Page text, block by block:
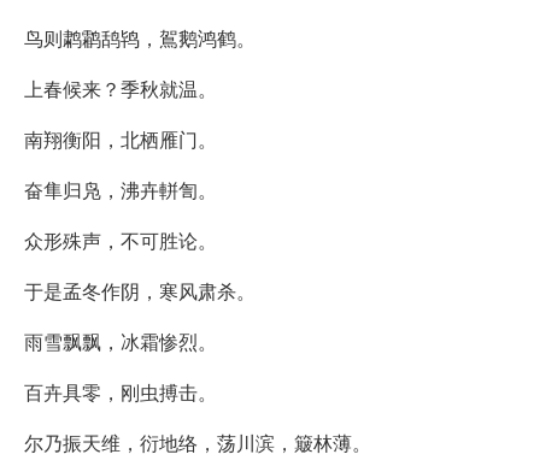
鸟则鹔鹴鸹鸨，鴐鹅鸿鹤。
上春候来？季秋就温。
南翔衡阳，北栖雁门。
奋隼归凫，沸卉軿訇。
众形殊声，不可胜论。
于是孟冬作阴，寒风肃杀。
雨雪飘飘，冰霜惨烈。
百卉具零，刚虫搏击。
尔乃振天维，衍地络，荡川滨，簸林薄。